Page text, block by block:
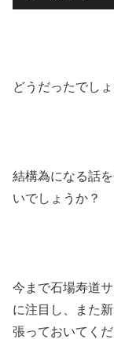
どうだったでし
結構為になる話
いでしょうか？
今まで石場寿道
に注目し、また
張っておいてく